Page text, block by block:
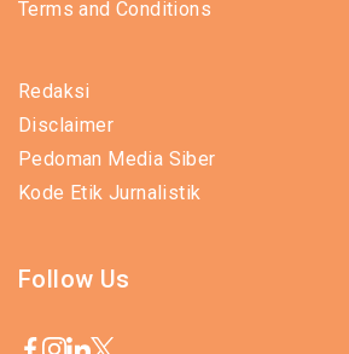
Terms and Conditions
Redaksi
Disclaimer
Pedoman Media Siber
Kode Etik Jurnalistik
Follow Us